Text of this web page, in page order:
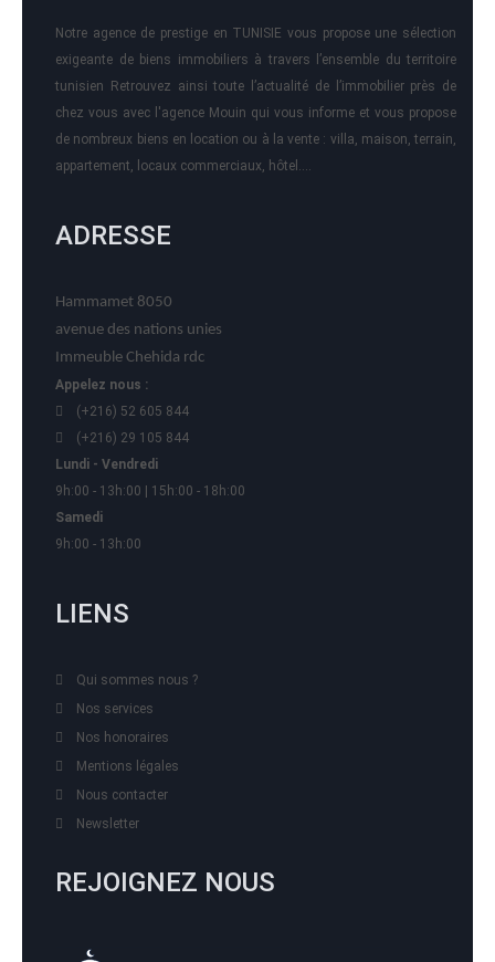
Notre agence de prestige en TUNISIE vous propose une sélection
exigeante de biens immobiliers à travers l’ensemble du territoire
tunisien Retrouvez ainsi toute l’actualité de l’immobilier près de
chez vous avec l'agence Mouin qui vous informe et vous propose
de nombreux biens en location ou à la vente : villa, maison, terrain,
appartement, locaux commerciaux, hôtel….
ADRESSE
Hammamet 8050
avenue des nations unies
Immeuble Chehida rdc
Appelez nous :
(+216) 52 605 844
(+216) 29 105 844
Lundi - Vendredi
9h:00 - 13h:00 | 15h:00 - 18h:00
Samedi
9h:00 - 13h:00
LIENS
Qui sommes nous ?
Nos services
Nos honoraires
Mentions légales
Nous contacter
Newsletter
REJOIGNEZ NOUS